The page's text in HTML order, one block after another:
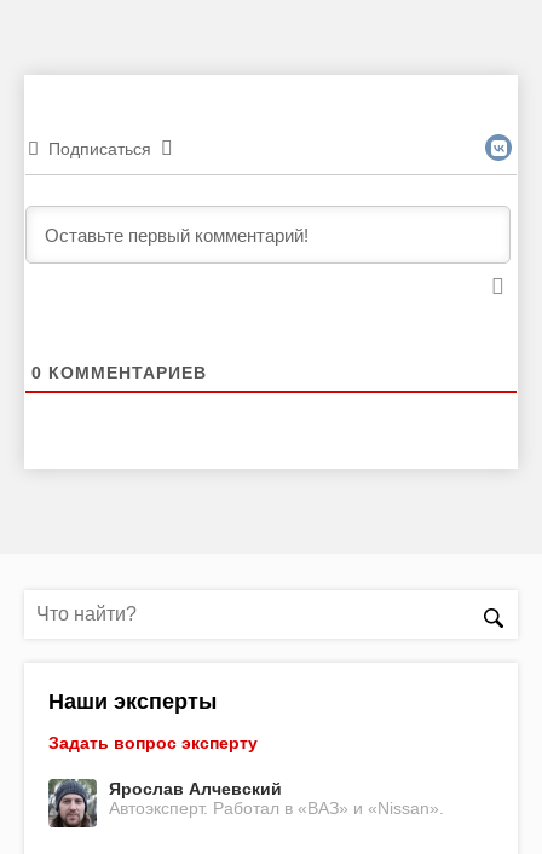
Подписаться
0 КОММЕНТАРИЕВ
Наши эксперты
Задать вопрос эксперту
Ярослав Алчевский
Автоэксперт. Работал в «ВАЗ» и «Nissan».